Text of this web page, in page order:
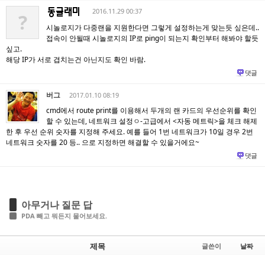
? 2016.11.29 00:37
시놀로지가 다중랜을 지원한다면 그렇게 설정하는게 맞는듯 싶은데..
접속이 안될때 시놀로지의 IP로 ping이 되는지 확인부터 해봐야 할듯
싶고.
해당 IP가 서로 겹치는건 아닌지도 확인 바람.
댓글
버그 2017.01.10 08:19
cmd에서 route print를 이용해서 두개의 랜 카드의 우선순위를 확인
할 수 있는데, 네트워크 설정ㅇ-고급에서 <자동 메트릭>을 체크 해제
한 후 우선 순위 숫자를 지정해 주세요. 예를 들어 1번 네트워크가 10일 경우 2번
네트워크 숫자를 20 등.. 으로 지정하면 해결할 수 있을거에요~
댓글
아무거나 질문 답
PDA 빼고 뭐든지 물어보세요.
제목 글쓴이 날짜